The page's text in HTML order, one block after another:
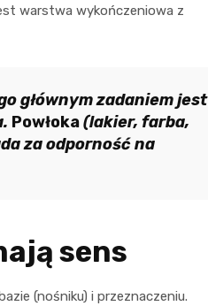
warstwa wykończeniowa z
głównym zadaniem jest
Powłoka(lakier, farba,
za odporność na
sens
(nośniku) i przeznaczeniu.